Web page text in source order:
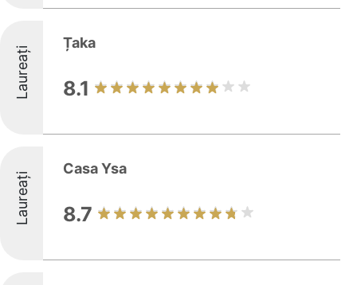
Laureați
Țaka
8.1
Laureați
Casa Ysa
8.7